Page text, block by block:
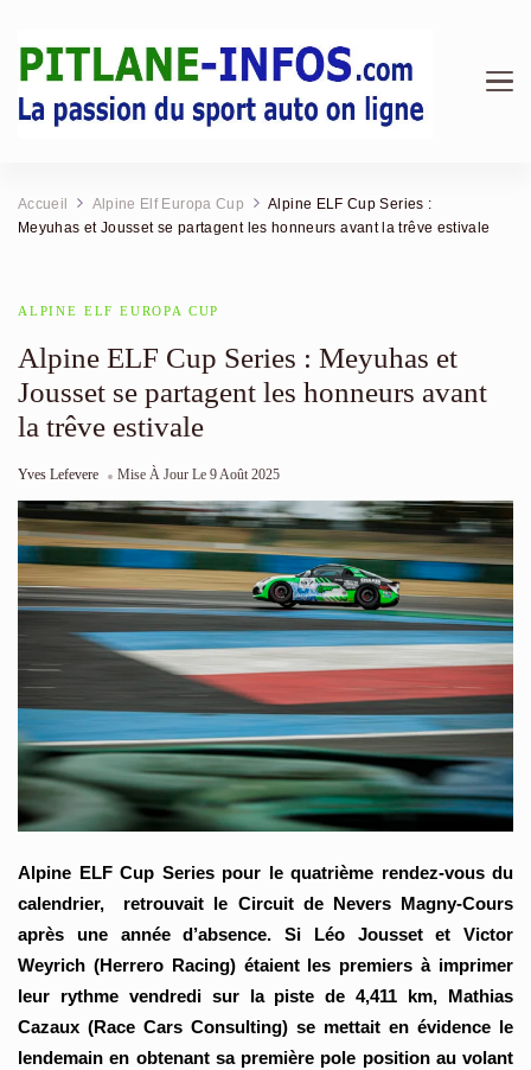
Actualité Sport Auto
Accueil Alpine Elf Europa Cup
Alpine ELF Cup Series :
Meyuhas et Jousset se partagent les honneurs avant la trêve estivale
ALPINE ELF EUROPA CUP
Alpine ELF Cup Series : Meyuhas et
Jousset se partagent les honneurs avant
la trêve estivale
Yves Lefevere Mise À Jour Le 9 Août 2025
Alpine ELF Cup Series pour le quatrième rendez-vous du
calendrier, retrouvait le Circuit de Nevers Magny-Cours
après une année d’absence. Si Léo Jousset et Victor
Weyrich (Herrero Racing) étaient les premiers à imprimer
leur rythme vendredi sur la piste de 4,411 km, Mathias
Cazaux (Race Cars Consulting) se mettait en évidence le
lendemain en obtenant sa première pole position au volant